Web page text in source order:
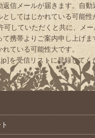
返信メールが届きます。自
してはじかれている可能性
していただくと共に、メ
て携帯よりご案内申し上げ
ている可能性大です。
を受信リストに登録してく